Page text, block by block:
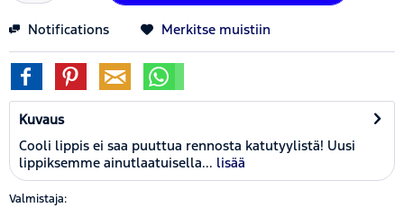
Notifications Merkitse muistiin
Kuvaus
Cooli lippis ei saa puuttua rennosta katutyylistä! Uusi
lippiksemme ainutlaatuisella... lisää
Valmistaja: